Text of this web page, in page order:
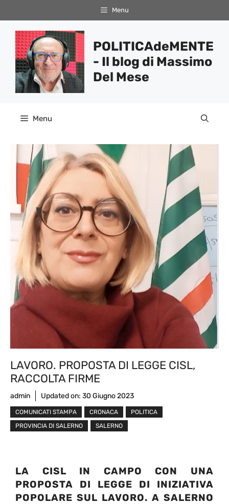
al
contenuto
Menu
POLITICAdeMENTE
- Il blog di Massimo
Del Mese
Menu
LAVORO. PROPOSTA DI LEGGE CISL,
RACCOLTA FIRME
admin Updated on: 30 Giugno 2023
COMUNICATI STAMPA CRONACA
POLITICA
PROVINCIA DI SALERNO
SALERNO
LA CISL IN CAMPO CON UNA
PROPOSTA DI LEGGE DI INIZIATIVA
POPOLARE SUL LAVORO. A SALERNO